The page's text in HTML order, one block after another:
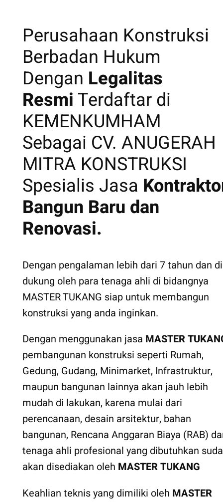
Perusahaan Konstruksi
Berbadan Hukum
Dengan Legalitas
ResmiTerdaftar di
KEMENKUMHAM
Sebagai CV. ANUGERAH
MITRA KONSTRUKSI
Spesialis Jasa
Bangun Baru dan
Renovasi.
Dengan pengalaman lebih dari 7 tahun dan di
dukung oleh para tenaga ahli di bidangnya
MASTER TUKANG siap untuk membangun
konstruksi yang anda inginkan.
Dengan menggunakan jasa MASTER
pembangunan konstruksi seperti Rumah,
Gedung, Gudang, Minimarket, Infrastruktur,
maupun bangunan lainnya akan jauh lebih
mudah di lakukan, karena mulai dari
perencanaan, desain arsitektur, bahan
bangunan, Rencana Anggaran Biaya (RAB)
tenaga ahli profesional yang dibutuhkan
akan disediakan oleh MASTER TUKANG
Keahlian teknis yang dimiliki oleh MASTER